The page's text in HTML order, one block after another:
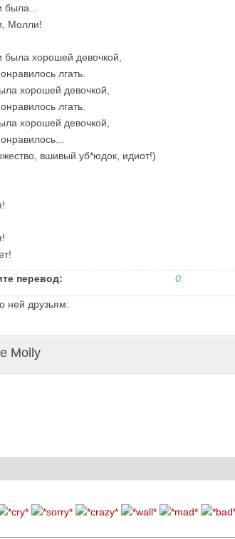
Молли!
была хорошей девочкой,
лгать.
хорошей девочкой,
лгать.
хорошей девочкой,
вшивый уб*юдок, идиот!)
перевод: 0
ней друзьям:
Molly